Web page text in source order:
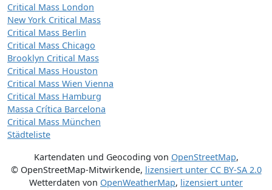
Critical Mass London
New York Critical Mass
Critical Mass Berlin
Critical Mass Chicago
Brooklyn Critical Mass
Critical Mass Houston
Critical Mass Wien Vienna
Critical Mass Hamburg
Massa Crítica Barcelona
Critical Mass München
Städteliste
Kartendaten und Geocoding von OpenStreetMap,
© OpenStreetMap-Mitwirkende, lizensiert unter CC BY-SA 2.0
Wetterdaten von OpenWeatherMap, lizensiert unter